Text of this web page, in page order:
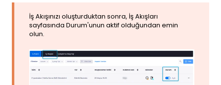
İş Akışınızı oluşturduktan sonra, İş Akışları
sayfasında Durum'unun aktif olduğundan emin
olun.